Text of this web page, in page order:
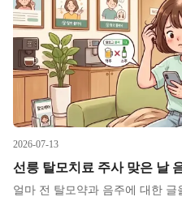
스트
2026-07-13
선릉 탈모치료 주사 맞은 날
얼마 전 탈모약과 음주에 대한